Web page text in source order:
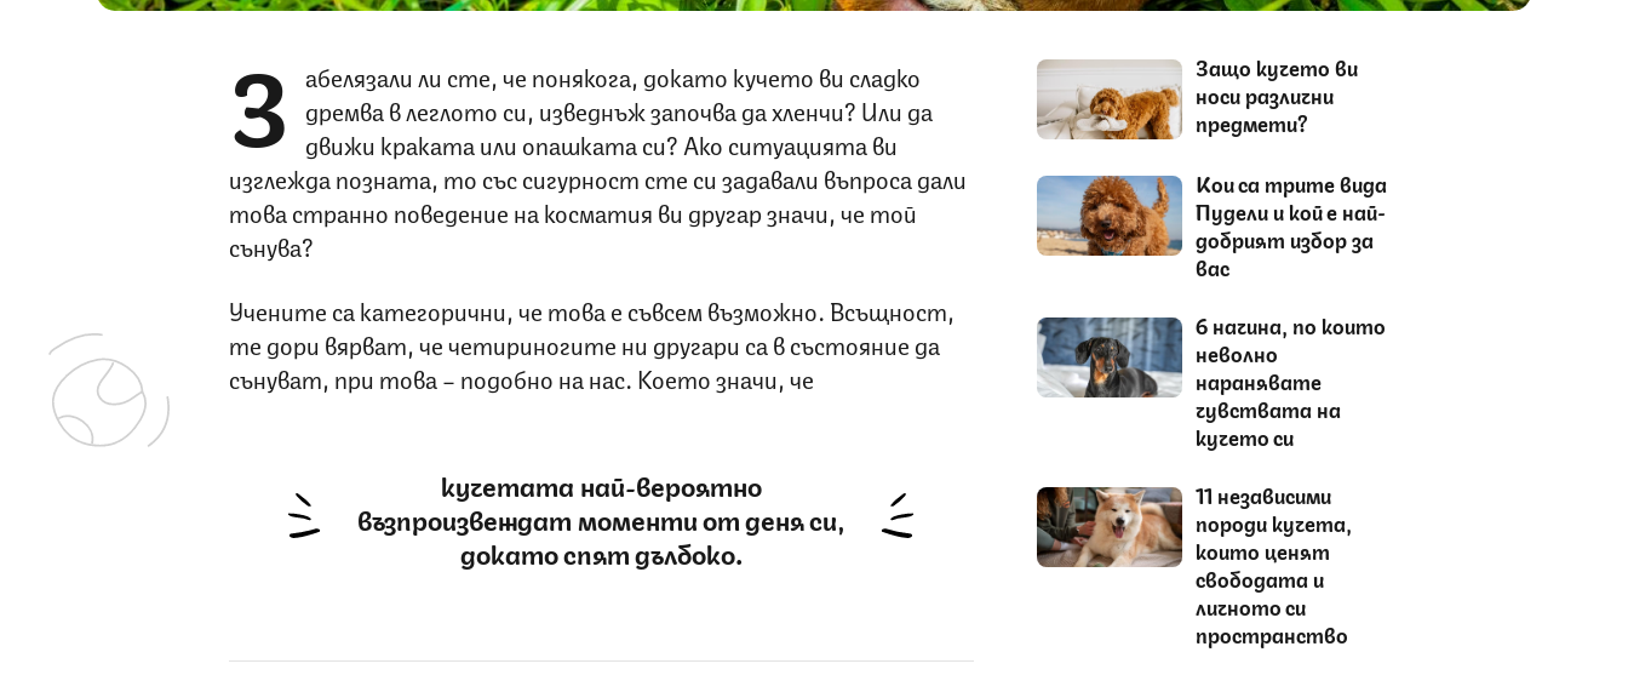
З абелязали ли сте, че понякога, докато кучето ви сладко
дремва в леглото си, изведнъж започва да хленчи? Или да
движи краката или опашката си? Ако ситуацията ви
изглежда позната, то със сигурност сте си задавали въпроса дали
това странно поведение на косматия ви другар значи, че той
сънува?
Учените са категорични, че това е съвсем възможно. Всъщност,
те дори вярват, че четириногите ни другари са в състояние да
сънуват, при това – подобно на нас. Което значи, че
кучетата най-вероятно
възпроизвеждат моменти от деня си,
докато спят дълбоко.
Защо кучето ви
носи различни
предмети?
Кои са трите вида
Пудели и кой е най-
добрият избор за
вас
6 начина, по които
неволно
наранявате
чувствата на
кучето си
11 независими
породи кучета,
които ценят
свободата и
личното си
пространство